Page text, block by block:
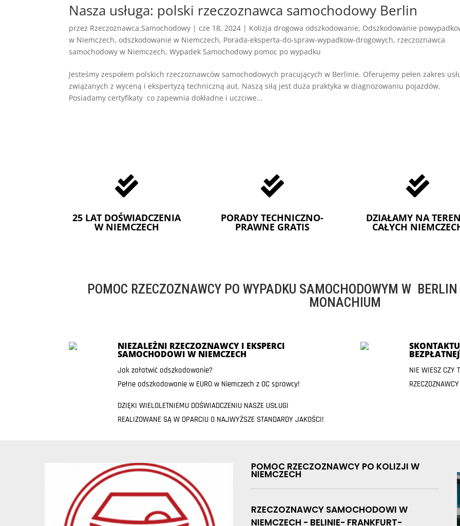
Nasza usługa: polski rzeczoznawca samochodowy Berlin
przez Rzeczoznawca.Samochodowy |cze 18, 2024 | Kolizja drogowa odszkodowanie, Odszkodowanie
w Niemczech,odszkodowanie w Niemczech, Porada-eksperta-do-spraw-wypadkow-drogowych, rzeczoznawca
samochodowy w Niemczech,Wypadek Samochodowy pomoc po wypadku
Jesteśmy zespołem polskich rzeczoznawców samochodowych pracujących w Berlinie. Oferujemy pełen zakres
związanych z wyceną i ekspertyzą techniczną aut. Naszą siłą jest duża praktyka w diagnozowaniu pojazdów.
Posiadamy certyfikaty co zapewnia dokładne i uczciwe...

25 LAT DOŚWIADCZENIA
W NIEMCZECH

PORADY TECHNICZNO-
PRAWNE GRATIS

DZIAŁAMY NA
CAŁYCH
POMOC RZECZOZNAWCY PO WYPADKU SAMOCHODOWYM W
MONACHIUM
NIEZALEŻNI RZECZOZNAWCY I EKSPERCI
SAMOCHODOWI W NIEMCZECH
Jak załatwić odszkodowanie?
Pełne odszkodowanie w EURO w Niemczech z OC sprawcy!
DZIĘKI WIELOLETNIEMU DOŚWIADCZENIU NASZE USŁUGI
REALIZOWANE SĄ W OPARCIU O NAJWYŻSZE STANDARDY JAKOŚCI!
NIE WIESZ CZY
POMOC RZECZOZNAWCY PO KOLIZJI W
NIEMCZECH
RZECZOZNAWCY SAMOCHODOWI W
NIEMCZECH - BELINIE- FRANKFURT-